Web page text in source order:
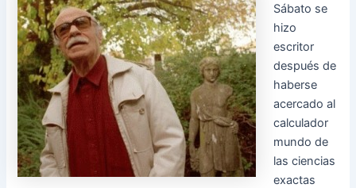
Sábato se
hizo
escritor
después de
haberse
acercado al
calculador
mundo de
las ciencias
exactas